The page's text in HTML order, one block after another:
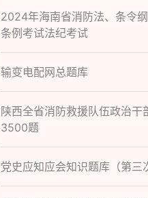
2024年海南省消防法、条令
条例考试法纪考试
输变电配网总题库
陕西全省消防救援队伍政治干
3500题
党史应知应会知识题库（第三